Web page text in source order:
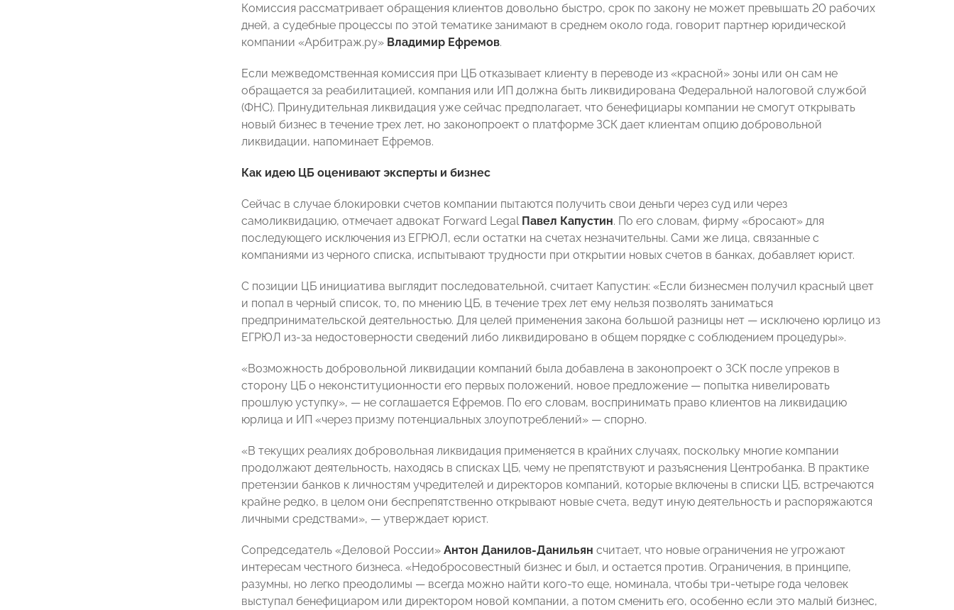
Комиссия рассматривает обращения клиентов довольно быстро, срок по закону не может превышать 20 рабочих
дней, а судебные процессы по этой тематике занимают в среднем около года, говорит партнер юридической
компании «Арбитраж.ру» Владимир Ефремов.
Если межведомственная комиссия при ЦБ отказывает клиенту в переводе из «красной» зоны или он сам не
обращается за реабилитацией, компания или ИП должна быть ликвидирована Федеральной налоговой службой
(ФНС). Принудительная ликвидация уже сейчас предполагает, что бенефициары компании не смогут открывать
новый бизнес в течение трех лет, но законопроект о платформе ЗСК дает клиентам опцию добровольной
ликвидации, напоминает Ефремов.
Как идею ЦБ оценивают эксперты и бизнес
Сейчас в случае блокировки счетов компании пытаются получить свои деньги через суд или через
самоликвидацию, отмечает адвокат Forward Legal Павел Капустин. По его словам, фирму «бросают» для
последующего исключения из ЕГРЮЛ, если остатки на счетах незначительны. Сами же лица, связанные с
компаниями из черного списка, испытывают трудности при открытии новых счетов в банках, добавляет юрист.
С позиции ЦБ инициатива выглядит последовательной, считает Капустин: «Если бизнесмен получил красный цвет
и попал в черный список, то, по мнению ЦБ, в течение трех лет ему нельзя позволять заниматься
предпринимательской деятельностью. Для целей применения закона большой разницы нет — исключено юрлицо из
ЕГРЮЛ из-за недостоверности сведений либо ликвидировано в общем порядке с соблюдением процедуры».
«Возможность добровольной ликвидации компаний была добавлена в законопроект о ЗСК после упреков в
сторону ЦБ о неконституционности его первых положений, новое предложение — попытка нивелировать
прошлую уступку», — не соглашается Ефремов. По его словам, воспринимать право клиентов на ликвидацию
юрлица и ИП «через призму потенциальных злоупотреблений» — спорно.
«В текущих реалиях добровольная ликвидация применяется в крайних случаях, поскольку многие компании
продолжают деятельность, находясь в списках ЦБ, чему не препятствуют и разъяснения Центробанка. В практике
претензии банков к личностям учредителей и директоров компаний, которые включены в списки ЦБ, встречаются
крайне редко, в целом они беспрепятственно открывают новые счета, ведут иную деятельность и распоряжаются
личными средствами», — утверждает юрист.
Сопредседатель «Деловой России» Антон Данилов-Данильян считает, что новые ограничения не угрожают
интересам честного бизнеса. «Недобросовестный бизнес и был, и остается против. Ограничения, в принципе,
разумны, но легко преодолимы — всегда можно найти кого-то еще, номинала, чтобы три-четыре года человек
выступал бенефициаром или директором новой компании, а потом сменить его, особенно если это малый бизнес,